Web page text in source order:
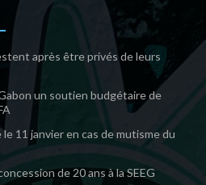
après être privés de leurs
un soutien budgétaire de
11 janvier en cas de mutisme du
de 20 ans à la SEEG